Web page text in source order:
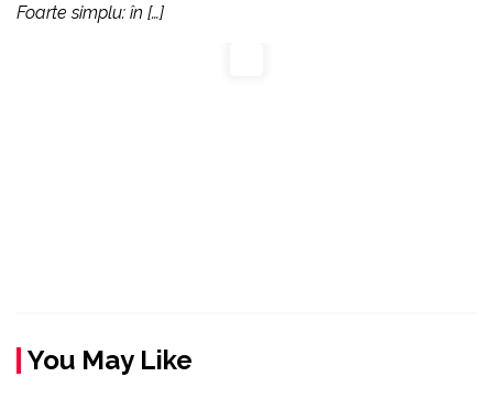
Foarte simplu: în […]
You May Like